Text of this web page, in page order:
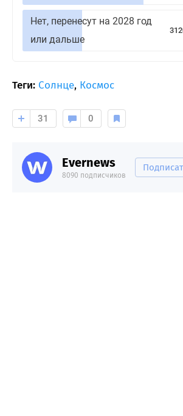
Нет, перенесут на 2028 год
или дальше
Теги: Солнце, Космос
31 0
Evernews
8090 подписчиков